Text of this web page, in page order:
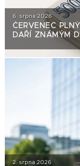
6. srpna 2026
ČERVENEC
DAŘÍ ZNÁMÝM
2. srpna 2026